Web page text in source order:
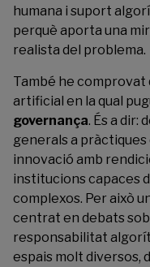
humana i suport
perquè aporta una
realista del problema.
També he comprovat
artificial en la qual
governança. És a dir:
generals a
innovació amb
institucions capaces
complexos. Per això
centrat en debats
responsabilitat
espais molt diversos,